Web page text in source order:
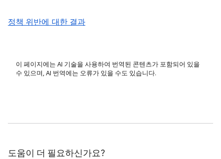
정책 위반에 대한 결과
이 페이지에는 AI 기술을 사용하여 번역된 콘텐츠가 포함되어 있을
수 있으며, AI 번역에는 오류가 있을 수도 있습니다.
도움이 더 필요하신가요?